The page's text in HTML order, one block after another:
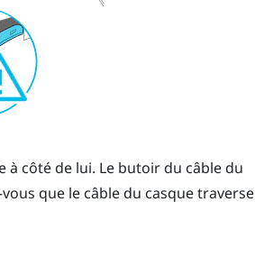
à côté de lui. Le butoir du câble du
que le câble du casque traverse